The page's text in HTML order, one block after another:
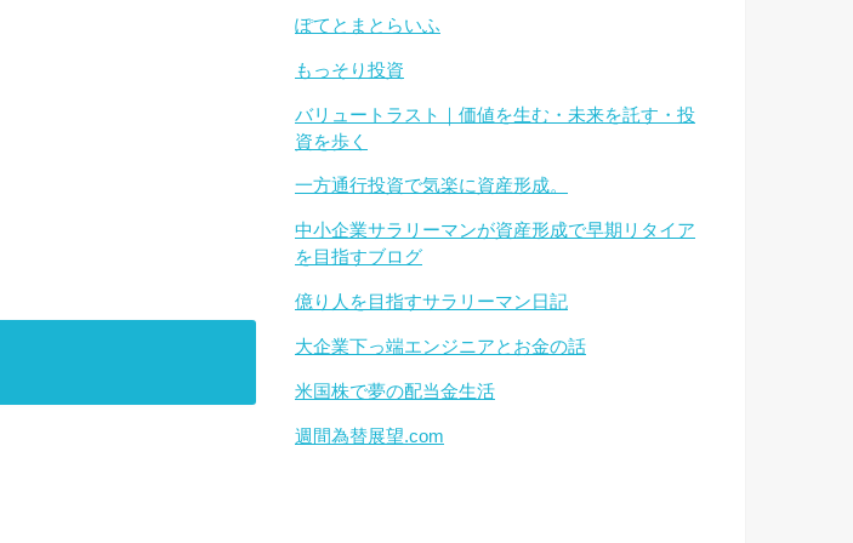
ぽてとまとらいふ
もっそり投資
バリュートラスト｜価値を生む・未来を託す・投
資を歩く
一方通行投資で気楽に資産形成。
中小企業サラリーマンが資産形成で早期リタイア
を目指すブログ
億り人を目指すサラリーマン日記
大企業下っ端エンジニアとお金の話
米国株で夢の配当金生活
週間為替展望.com